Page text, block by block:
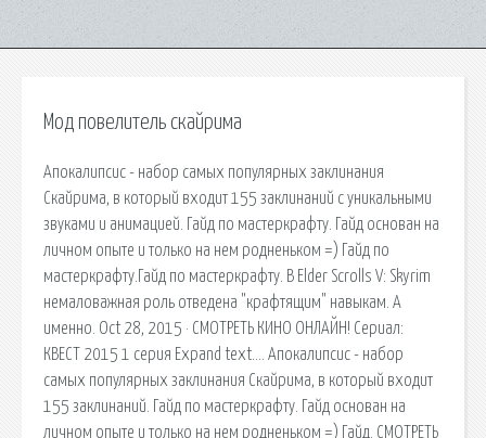
Мод повелитель скайрима
Апокалипсис - набор самых популярных заклинания
Скайрима, в который входит 155 заклинаний с уникальными
звуками и анимацией. Гайд по мастеркрафту. Гайд основан на
личном опыте и только на нем родненьком =) Гайд по
мастеркрафту.Гайд по мастеркрафту. В Elder Scrolls V: Skyrim
немаловажная роль отведена "крафтящим" навыкам. А
именно. Oct 28, 2015 · СМОТРЕТЬ КИНО ОНЛАЙН! Сериал:
КВЕСТ 2015 1 серия Expand text…. Апокалипсис - набор
самых популярных заклинания Скайрима, в который входит
155 заклинаний. Гайд по мастеркрафту. Гайд основан на
личном опыте и только на нем родненьком =) Гайд. СМОТРЕТЬ